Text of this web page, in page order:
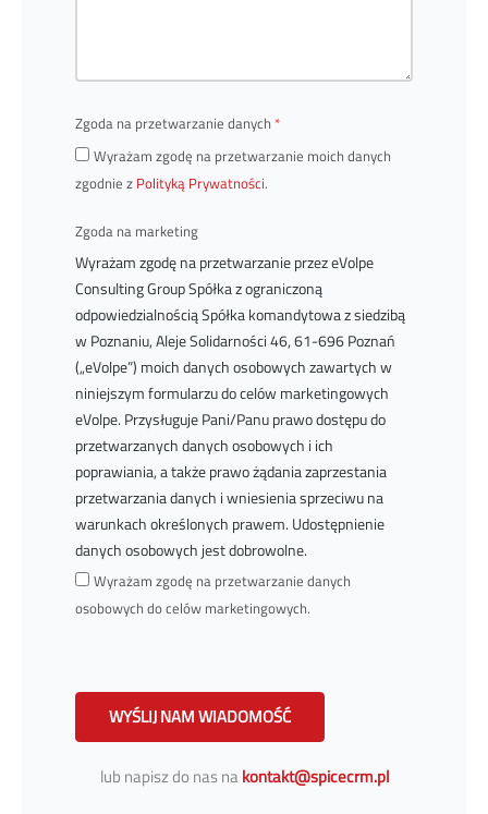
Zgoda na przetwarzanie danych
Wyrażam zgodę na przetwarzanie moich danych
zgodnie z Polityką Prywatności.
Zgoda na marketing
Wyrażam zgodę na przetwarzanie przez eVolpe
Consulting Group Spółka z ograniczoną
odpowiedzialnością Spółka komandytowa z siedzibą
w Poznaniu, Aleje Solidarności 46, 61-696 Poznań
(„eVolpe”) moich danych osobowych zawartych w
niniejszym formularzu do celów marketingowych
eVolpe. Przysługuje Pani/Panu prawo dostępu do
przetwarzanych danych osobowych i ich
poprawiania, a także prawo żądania zaprzestania
przetwarzania danych i wniesienia sprzeciwu na
warunkach określonych prawem. Udostępnienie
danych osobowych jest dobrowolne.
Wyrażam zgodę na przetwarzanie danych
osobowych do celów marketingowych.
WYŚLIJ NAM WIADOMOŚĆ
lub napisz do nas na kontakt@spicecrm.pl